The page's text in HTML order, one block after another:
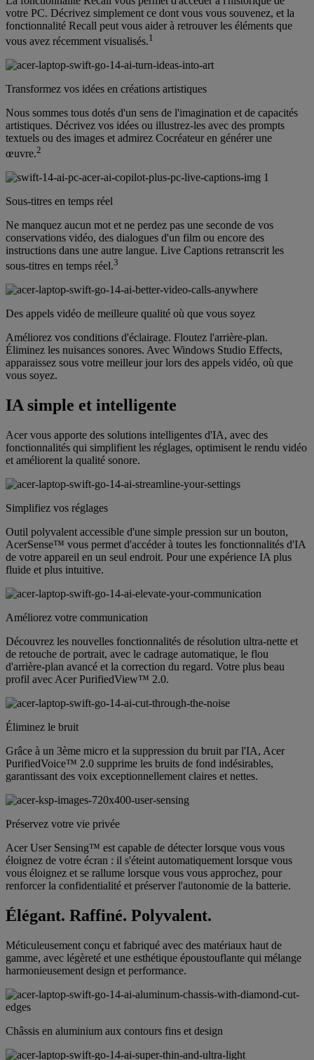
votre PC. Décrivez simplement ce dont vous vous souvenez, et la
fonctionnalité Recall peut vous aider à retrouver les éléments que
vous avez récemment visualisés.1
Transformez vos idées en créations artistiques
Nous sommes tous dotés d'un sens de l'imagination et de capacités
artistiques. Décrivez vos idées ou illustrez-les avec des prompts
textuels ou des images et admirez Cocréateur en générer une
œuvre.2
Sous-titres en temps réel
Ne manquez aucun mot et ne perdez pas une seconde de vos
conservations vidéo, des dialogues d'un film ou encore des
instructions dans une autre langue. Live Captions retranscrit les
sous-titres en temps réel.3
Des appels vidéo de meilleure qualité où que vous soyez
Améliorez vos conditions d'éclairage. Floutez l'arrière-plan.
Éliminez les nuisances sonores. Avec Windows Studio Effects,
apparaissez sous votre meilleur jour lors des appels vidéo, où que
vous soyez.
IA simple et intelligente
Acer vous apporte des solutions intelligentes d'IA, avec des
fonctionnalités qui simplifient les réglages, optimisent le rendu vidéo
et améliorent la qualité sonore.
Simplifiez vos réglages
Outil polyvalent accessible d'une simple pression sur un bouton,
AcerSense™ vous permet d'accéder à toutes les fonctionnalités d'IA
de votre appareil en un seul endroit. Pour une expérience IA plus
fluide et plus intuitive.
Améliorez votre communication
Découvrez les nouvelles fonctionnalités de résolution ultra-nette et
de retouche de portrait, avec le cadrage automatique, le flou
d'arrière-plan avancé et la correction du regard. Votre plus beau
profil avec Acer PurifiedView™ 2.0.
Éliminez le bruit
Grâce à un 3ème micro et la suppression du bruit par l'IA, Acer
PurifiedVoice™ 2.0 supprime les bruits de fond indésirables,
garantissant des voix exceptionnellement claires et nettes.
Préservez votre vie privée
Acer User Sensing™ est capable de détecter lorsque vous vous
éloignez de votre écran : il s'éteint automatiquement lorsque vous
vous éloignez et se rallume lorsque vous vous approchez, pour
renforcer la confidentialité et préserver l'autonomie de la batterie.
Élégant. Raffiné. Polyvalent.
Méticuleusement conçu et fabriqué avec des matériaux haut de
gamme, avec légèreté et une esthétique époustouflante qui mélange
harmonieusement design et performance.
Châssis en aluminium aux contours fins et design